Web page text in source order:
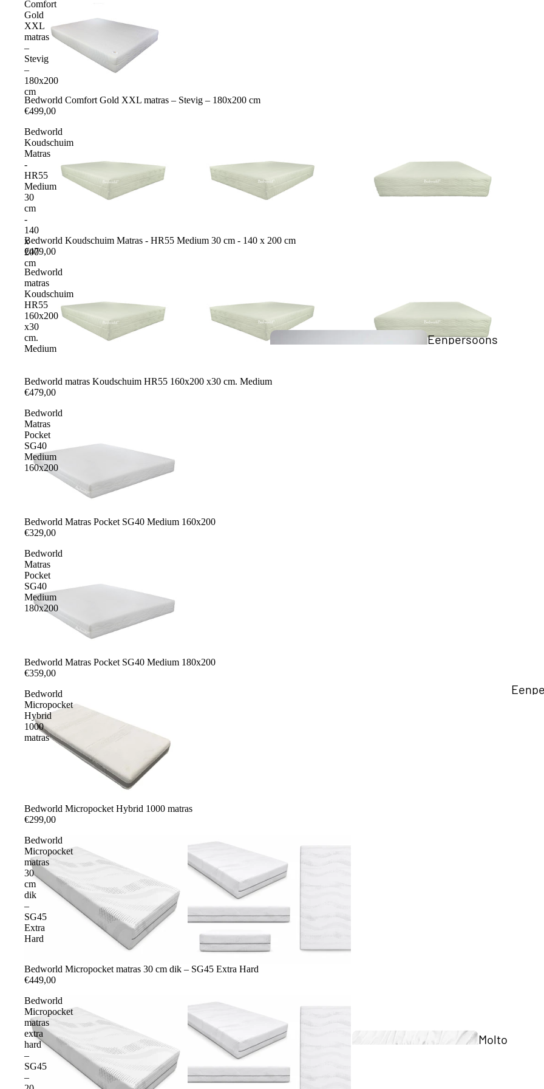
Lattenbo
dems
Twijfelaar
Boxspring
Eenpersoons
Molto
Comfort
Gold
XXL
matras
–
Stevig
–
180x200
cm
Bedworld Comfort Gold XXL matras – Stevig – 180x200 cm
€499,00
Bedworld
Koudschuim
Matras
-
HR55
Medium
30
cm
-
140
x
200
cm
Bedworld Koudschuim Matras - HR55 Medium 30 cm - 140 x 200 cm
€479,00
Bedworld
matras
Koudschuim
HR55
160x200
x30
cm.
Medium
Bedworld matras Koudschuim HR55 160x200 x30 cm. Medium
€479,00
Bedworld
Matras
Pocket
SG40
Medium
160x200
Bedworld Matras Pocket SG40 Medium 160x200
€329,00
Bedworld
Matras
Pocket
SG40
Medium
180x200
Bedworld Matras Pocket SG40 Medium 180x200
€359,00
Bedworld
Micropocket
Hybrid
1000
matras
Uitverkoop
Bedworld Micropocket Hybrid 1000 matras
€299,00
Bedworld
Micropocket
matras
30
cm
dik
–
SG45
Extra
Hard
Bedworld Micropocket matras 30 cm dik – SG45 Extra Hard
€449,00
Bedworld
Micropocket
matras
extra
hard
–
SG45
–